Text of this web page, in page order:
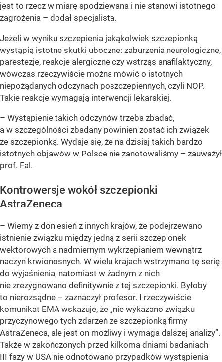
jest to rzecz w miarę spodziewana i nie stanowi istotnego
zagrożenia – dodał specjalista.
Jeżeli w wyniku szczepienia jakąkolwiek szczepionką
wystąpią istotne skutki uboczne: zaburzenia neurologiczne,
parestezje, reakcje alergiczne czy wstrząs anafilaktyczny,
wówczas rzeczywiście można mówić o istotnych
niepożądanych odczynach poszczepiennych, czyli NOP.
Takie reakcje wymagają interwencji lekarskiej.
– Wystąpienie takich odczynów trzeba zbadać,
a w szczególności zbadany powinien zostać ich związek
ze szczepionką. Wydaje się, że na dzisiaj takich bardzo
istotnych objawów w Polsce nie zanotowaliśmy – zauważył
prof. Fal.
Kontrowersje wokół szczepionki
AstraZeneca
– Wiemy z doniesień z innych krajów, że podejrzewano
istnienie związku między jedną z serii szczepionek
wektorowych a nadmiernym wykrzepianiem wewnątrz
naczyń krwionośnych. W wielu krajach wstrzymano tę serię
do wyjaśnienia, natomiast w żadnym z nich
nie zrezygnowano definitywnie z tej szczepionki. Byłoby
to nierozsądne – zaznaczył profesor. I rzeczywiście
komunikat EMA wskazuje, że „nie wykazano związku
przyczynowego tych zdarzeń ze szczepionką firmy
AstraZeneca, ale jest on możliwy i wymaga dalszej analizy”.
Także w zakończonych przed kilkoma dniami badaniach
III fazy w USA nie odnotowano przypadków wystąpienia